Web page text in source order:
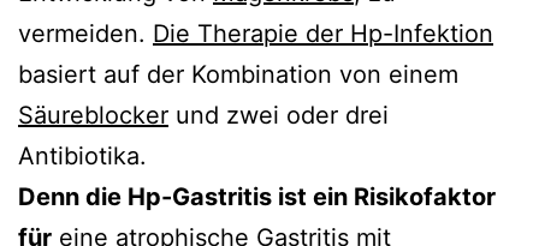
vermeiden. Die Therapie der Hp-Infektion
basiert auf der Kombination von einem
Säureblocker und zwei oder drei
Antibiotika.
Denn die Hp-Gastritis ist ein Risikofaktor
für eine atrophische Gastritis mit